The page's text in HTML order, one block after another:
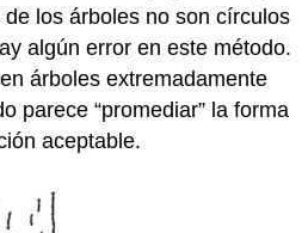
los árboles no son círculos
algún error en este método.
árboles extremadamente
parece “promediar” la forma
aceptable.